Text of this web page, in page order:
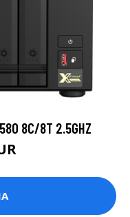
8C/8T 2.5GHZ